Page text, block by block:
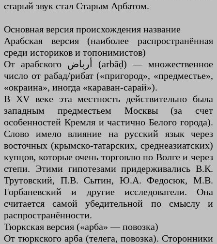
старый звук стал Старым Арбатом.
Основная версия происхождения название
Арабская версия (наиболее распространённая
среди историков и топонимистов)
От арабского أرباض (arbāḍ) — множественное
число от рабад/рибат («пригород», «предместье»,
«окраина», иногда «караван-сарай»).
В XV веке эта местность действительно была
западным предместьем Москвы (за счет
особенностей Кремля и частично Белого города).
Слово имело влияние на русский язык через
восточных (крымско-татарских, среднеазиатских)
купцов, которые очень торговлю по Волге и через
степи. Этими гипотезами придерживались В.К.
Трутовский, П.В. Сытин, Ю.А. Федосюк, М.В.
Горбаневский и другие исследователи. Она
считается самой убедительной по смыслу и
распространённости.
Тюркская версия («арба» — повозка)
От тюркского арба (телега, повозка). Сторонники